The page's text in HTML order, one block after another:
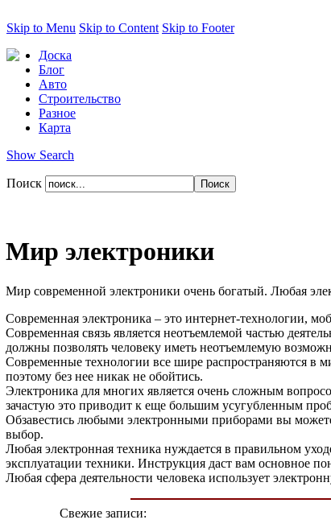
Skip to Menu Skip to Content Skip to Footer
Доска
Блог
Авто
Строительство
Разное
Карта
Show Search
Поиск
Мир электроники
Мир современной электроники очень богатый. Любая
Современная электроника – это интернет-технологии,
Современная связь является неотъемлемой частью
должны позволять человеку иметь неотъемлемую
Современные технологии все шире распространяются в
поэтому без нее никак не обойтись.
Электроника для многих является очень сложным
зачастую это приводит к еще большим усугубленным
Обзавестись любыми электронными приборами вы
выбор.
Любая электронная техника нуждается в правильном
эксплуатации техники. Инструкция даст вам основное
Любая сфера деятельности человека использует
Свежие записи: